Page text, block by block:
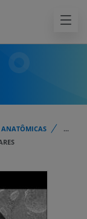
ANATÔMICAS
...